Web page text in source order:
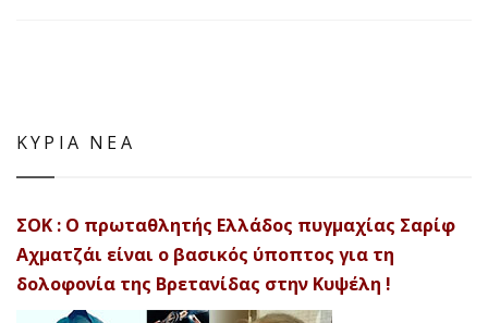
ΚΥΡΙΑ ΝΕΑ
ΣΟΚ : Ο πρωταθλητής Ελλάδος πυγμαχίας Σαρίφ
Αχματζάι είναι ο βασικός ύποπτος για τη
δολοφονία της Βρετανίδας στην Κυψέλη !